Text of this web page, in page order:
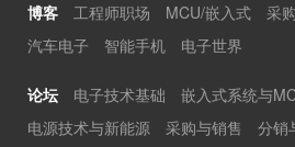
博客 工程师职场 MCU/嵌入式 采
汽车电子
智能手机 电子世界
论坛 电子技术基础 嵌入式系统与
电源技术与新能源
采购与销售 分销